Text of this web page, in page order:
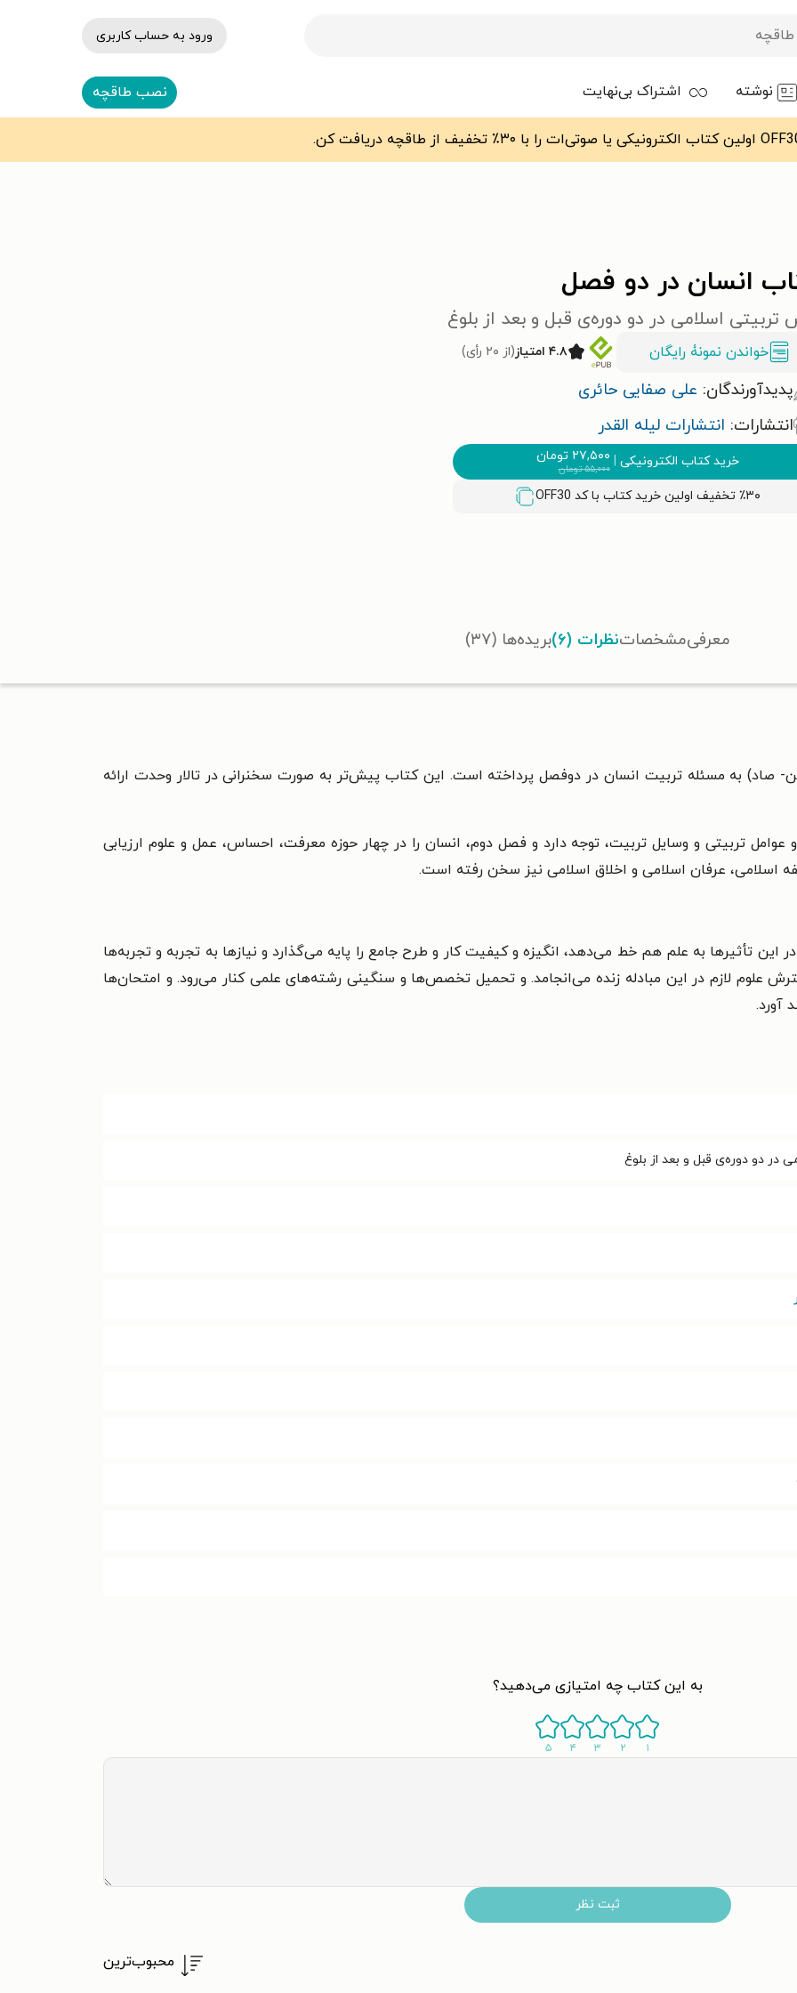
ورود به حساب کاربری
نوشته اشتراک بی‌نهایت نصب طاقچه
انسان در دو فصل
تربیتی اسلامی در دو دوره‌ی قبل و بعد از بلوغ
خواندن نمونۀ رایگان ۴.۸ امتیاز (از ۲۰ رأی)
پدیدآورندگان: علی صفایی حائری
انتشارات: انتشارات لیله القدر
خرید کتاب الکترونیکی ۲۷,۵۰۰ تومان
۵۵,۰۰۰تومان
٪۳۰ تخفیف اولین خرید کتاب با کد OFF30
معرفیمشخصاتنظرات (۶) بریده‌ها (۳۷)
صاد) به مسئله تربیت انسان در دوفصل پرداخته است. این کتاب پیش‌تر به صورت سخنرانی در تالار وحدت ارائه
تربیتی و وسایل تربیت، توجه دارد و فصل دوم، انسان را در چهار حوزه معرفت، احساس، عمل و علوم ارزیابی
اسلامی، عرفان اسلامی و اخلاق اسلامی نیز سخن رفته است.
تأثیرها به علم هم خط می‌دهد، انگیزه و کیفیت کار و طرح جامع را پایه می‌گذارد و نیازها به تجربه و تجربه‌ها
علوم لازم در این مبادله زنده می‌انجامد. و تحمیل تخصص‌ها و سنگینی رشته‌های علمی کنار می‌رود. و امتحان‌ها
آورد.
در دو دوره‌ی قبل و بعد از بلوغ
به این کتاب چه امتیازی می‌دهید؟
۱ ۲ ۳ ۴ ۵
ثبت نظر
محبوب‌ترین